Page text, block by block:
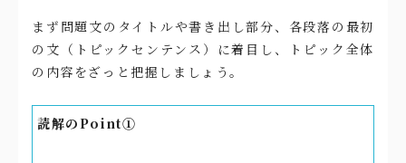
まず問題文のタイトルや書き出し部分、各段落の最初
の文（トピックセンテンス）に着目し、トピック全体
の内容をざっと把握しましょう。
読解のPoint①